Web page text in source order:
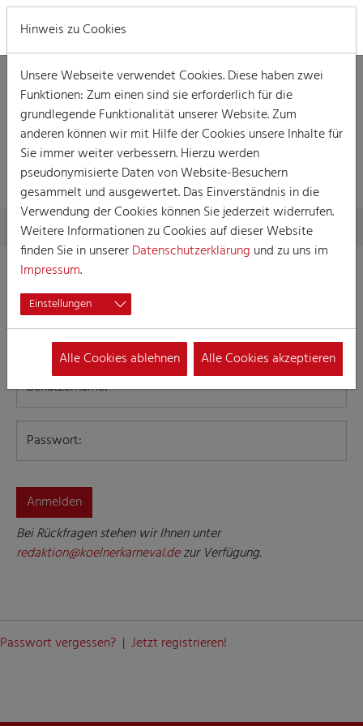
LOGIN
Skip to main content
You are here:
Home Login
um sich für den Mitgliederbereich anzumelden. Bitte
beachten Sie, dass der Zugang nur für Gesellschaften
möglich ist, die dem Festkomitee angeschlossen sind.
Benutzername:
Passwort:
Bei Rückfragen stehen wir Ihnen unter
redaktion@koelnerkarneval.dezur Verfügung.
Passwort vergessen? | Jetzt registrieren!
Hinweis zu Cookies
Unsere Webseite verwendet Cookies. Diese haben zwei
Funktionen: Zum einen sind sie erforderlich für die
grundlegende Funktionalität unserer Website. Zum
anderen können wir mit Hilfe der Cookies unsere Inhalte für
Sie immer weiter verbessern. Hierzu werden
pseudonymisierte Daten von Website-Besuchern
gesammelt und ausgewertet. Das Einverständnis in die
Verwendung der Cookies können Sie jederzeit widerrufen.
Weitere Informationen zu Cookies auf dieser Website
finden Sie in unsererDatenschutzerklärung und zu uns im
Impressum.
Einstellungen
Alle Cookies ablehnen Alle Cookies akzeptieren